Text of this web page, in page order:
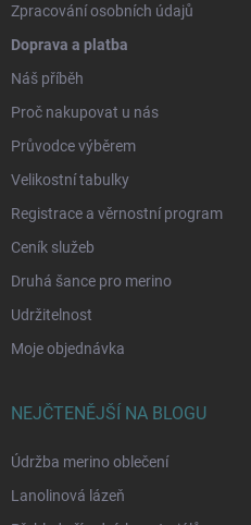
Zpracování osobních údajů
Doprava a platba
Náš příběh
Proč nakupovat u nás
Průvodce výběrem
Velikostní tabulky
Registrace a věrnostní program
Ceník služeb
Druhá šance pro merino
Udržitelnost
Moje objednávka
NEJČTENĚJŠÍ NA BLOGU
Údržba merino oblečení
Lanolinová lázeň